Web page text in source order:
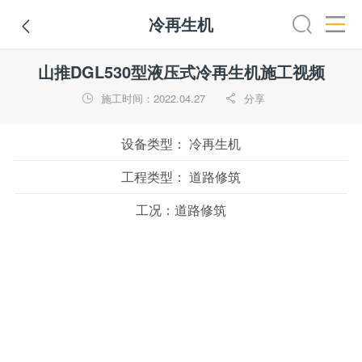
 冷再生机
装载机 挖掘机 铣刨机 摊铺机 冷再生机 吊管机
山推DGL530型液压式冷再生机施工视频
 施工时间：2022.04.27  分享
设备类型： 冷再生机
工程类型： 道路修筑
工况： 道路修筑